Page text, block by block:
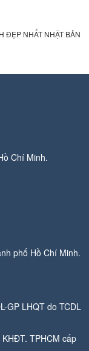
ĐẸP NHẤT NHẬT BẢN
Chí Minh.
phố Hồ Chí Minh.
GP LHQT do TCDL
TPHCM cấp